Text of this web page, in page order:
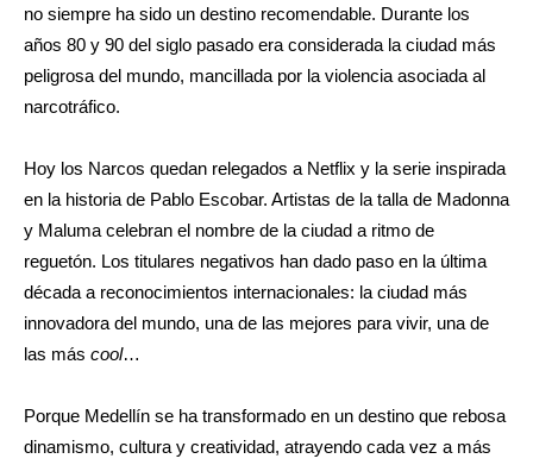
no siempre ha sido un destino recomendable. Durante los
años 80 y 90 del siglo pasado era considerada la ciudad más
peligrosa del mundo, mancillada por la violencia asociada al
narcotráfico.
Hoy los Narcos quedan relegados a Netflix y la serie inspirada
en la historia de Pablo Escobar. Artistas de la talla de Madonna
y Maluma celebran el nombre de la ciudad a ritmo de
reguetón. Los titulares negativos han dado paso en la última
década a reconocimientos internacionales: la ciudad más
innovadora del mundo, una de las mejores para vivir, una de
las más cool…
Porque Medellín se ha transformado en un destino que rebosa
dinamismo, cultura y creatividad, atrayendo cada vez a más